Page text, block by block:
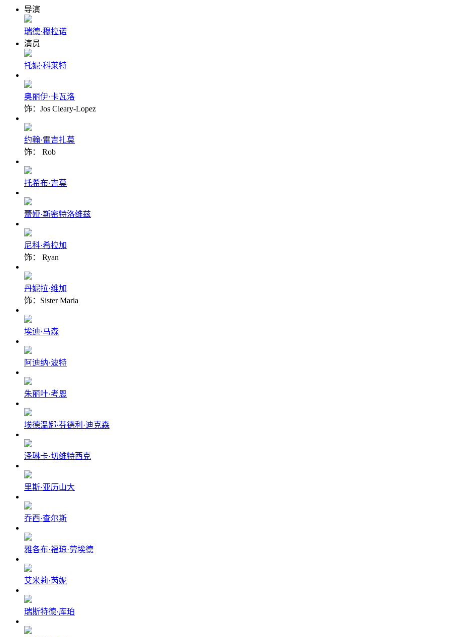
导演
瑞德·穆拉诺
演员
托妮·科莱特
奥丽伊·卡瓦洛
饰：Jos Cleary-Lopez
约翰·雷吉扎莫
饰： Rob
托希布·吉莫
蕾娅·斯密特洛维兹
尼科·希拉加
饰： Ryan
丹妮拉·维加
饰：Sister Maria
埃迪·马森
阿迪纳·波特
朱丽叶·考恩
埃德温娜·芬德利·迪克森
泽琳卡·切维特西克
里斯·亚历山大
乔西·查尔斯
雅各布·福琼·劳埃德
艾米莉·芮妮
瑞斯特德·库珀